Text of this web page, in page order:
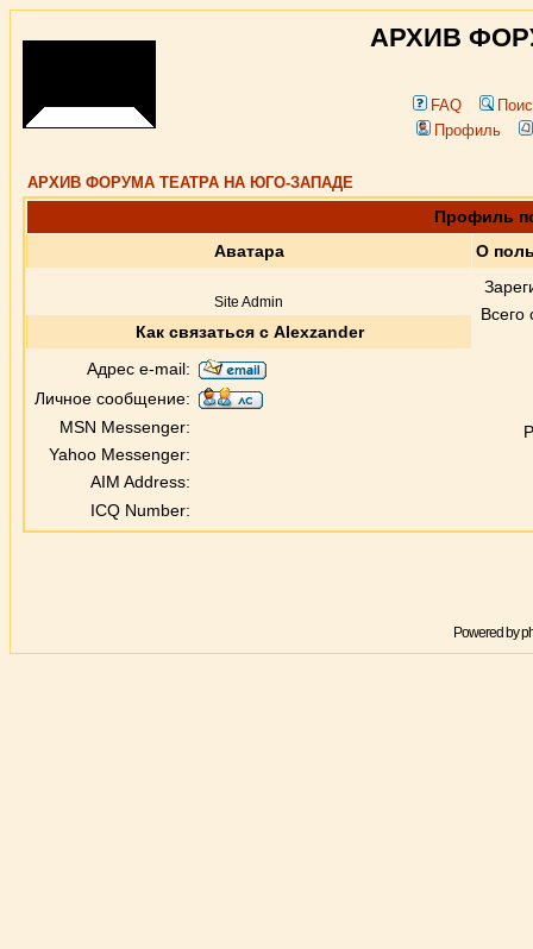
АРХИВ
FAQ
Профиль
АРХИВ ФОРУМА ТЕАТРА НА ЮГО-ЗАПАДЕ
Профиль
Аватара
О
Site Admin
Как связаться с Alexzander
Адрес e-mail:
Личное сообщение:
MSN Messenger:
Yahoo Messenger:
AIM Address:
ICQ Number:
Powered by